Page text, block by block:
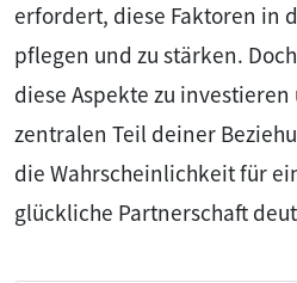
erfordert, diese Faktoren in
pflegen und zu stärken.
diese Aspekte zu
zentralen Teil deiner
die Wahrscheinlichkeit für
glückliche Partnerschaft